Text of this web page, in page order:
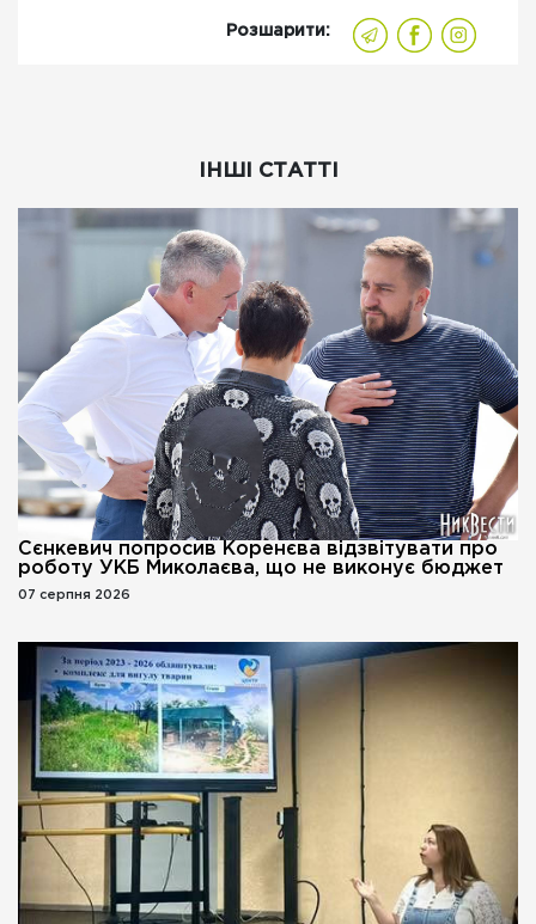
Розшарити:
ІНШІ СТАТТІ
Сєнкевич попросив Коренєва відзвітувати про
роботу УКБ Миколаєва, що не виконує бюджет
07 серпня 2026